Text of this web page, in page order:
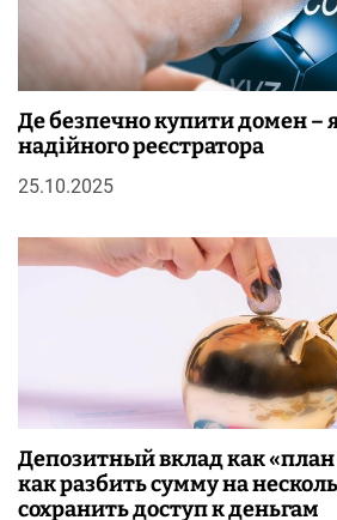
Де безпечно купити домен –
надійного реєстратора
25.10.2025
Депозитный вклад как
как разбить сумму на
сохранить доступ к деньгам